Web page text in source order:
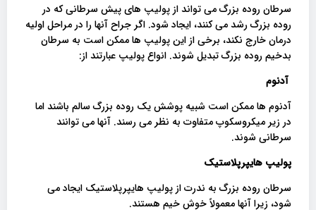
سرطان روده بزرگ می تواند از پولیپ های پیش سرطانی که در
روده بزرگ رشد می کنند، ایجاد شود. اگر جراح آنها را در مراحل اولیه
درمان خارج نکند، برخی از این پولیپ ها ممکن است به سرطان
بدخیم روده بزرگ تبدیل شوند. انواع پولیپ عبارتند از:
آدنوم
آدنوم ها ممکن است شبیه پوشش یک روده بزرگ سالم باشند اما
در زیر میکروسکوپ متفاوت به نظر می رسند. آنها می توانند
سرطانی شوند.
پولیپ هایپرپلاستیک
سرطان روده بزرگ به ندرت از پولیپ هایپرپلاستیک ایجاد می
شود، زیرا آنها معمولاً خوش خیم هستند.